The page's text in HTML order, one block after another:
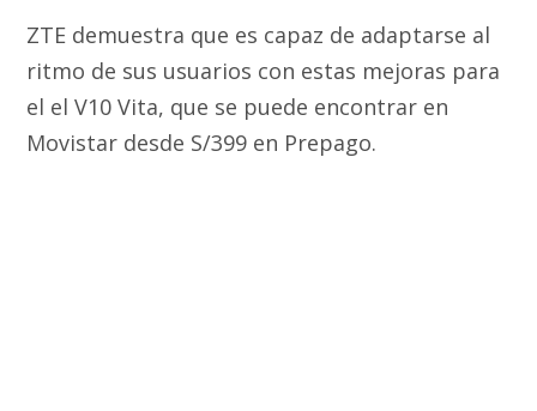
ZTE demuestra que es capaz de adaptarse al
ritmo de sus usuarios con estas mejoras para
el el V10 Vita, que se puede encontrar en
Movistar desde S/399 en Prepago.